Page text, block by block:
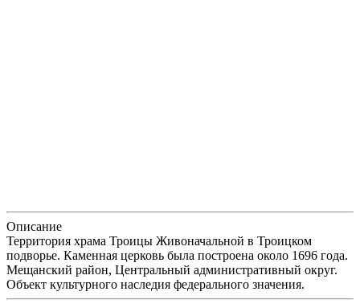
Описание
Территория храма Троицы Живоначальной в Троицком
подворье. Каменная церковь была построена около 1696 года.
Мещанский район, Центральный административный округ.
Объект культурного наследия федерального значения.